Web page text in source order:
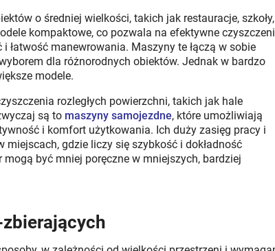
o średniej wielkości, takich jak restauracje, szkoły,
kompaktowe, co pozwala na efektywne
manewrowania. Maszyny te łączą w sobie
dla różnorodnych obiektów. Jednak w bardzo
modele.
rozległych powierzchni, takich jak hale
są to maszyny samojezdne, które umożliwiają
i komfort użytkowania. Ich duży zasięg pracy i
gdzie liczy się szybkość i dokładność
być mniej poręczne w mniejszych, bardziej